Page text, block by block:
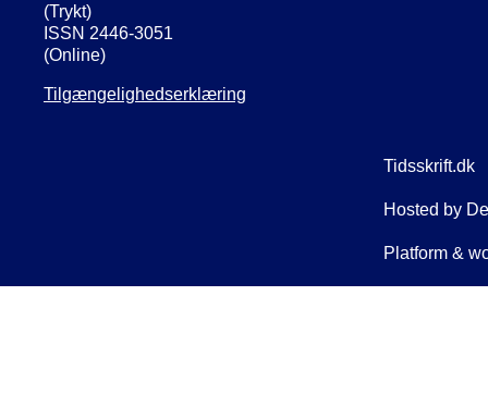
(Trykt)
ISSN 2446-3051
(Online)
Tilgængelighedserklæring